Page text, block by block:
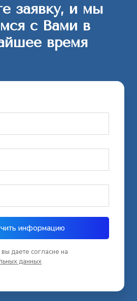
заявку, и мы
с Вами в
время
информацию
даете согласие на
данных